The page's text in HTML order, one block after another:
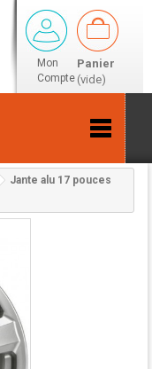
Mon
Compte
Panier
(vide)
Jante alu 17 pouces